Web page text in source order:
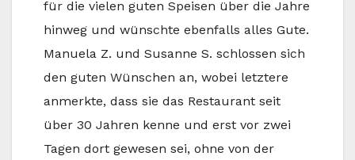
für die vielen guten Speisen über die Jahre
hinweg und wünschte ebenfalls alles Gute.
Manuela Z. und Susanne S. schlossen sich
den guten Wünschen an, wobei letztere
anmerkte, dass sie das Restaurant seit
über 30 Jahren kenne und erst vor zwei
Tagen dort gewesen sei, ohne von der